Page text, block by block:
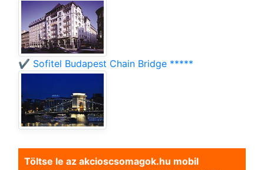
✔️ Sofitel Budapest Chain Bridge *****
Töltse le az akcioscsomagok.hu mobil